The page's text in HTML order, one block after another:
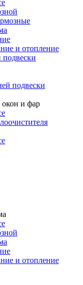
и отопление
подвески
окон и фар
и отопление